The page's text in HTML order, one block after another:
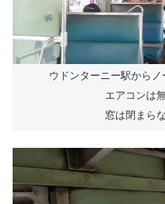
ウドンターニー駅から
エアコンは
窓は閉まら